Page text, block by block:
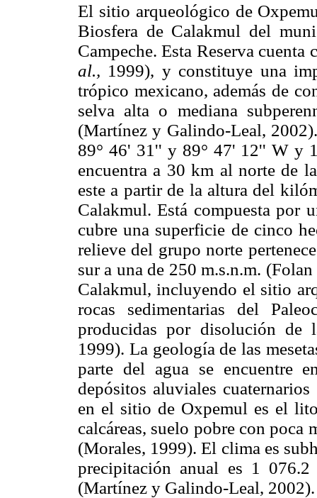
El sitio arqueológico de
Biosfera de Calakmul del
Campeche. Esta Reserva
al., 1999), y constituye una
trópico mexicano, además de
selva alta o mediana
(Martínez y Galindo-Leal,
89° 46' 31'' y 89° 47' 12'' W y
encuentra a 30 km al norte de
este a partir de la altura del
Calakmul. Está compuesta por
cubre una superficie de cinco
relieve del grupo norte
sur a una de 250 m.s.n.m. (Folan
Calakmul, incluyendo el sitio
rocas sedimentarias del
producidas por disolución de
1999). La geología de las
parte del agua se encuentre
depósitos aluviales
en el sitio de Oxpemul es el
calcáreas, suelo pobre con poca
(Morales, 1999). El clima es
precipitación anual es 1
(Martínez y Galindo-Leal, 2002).